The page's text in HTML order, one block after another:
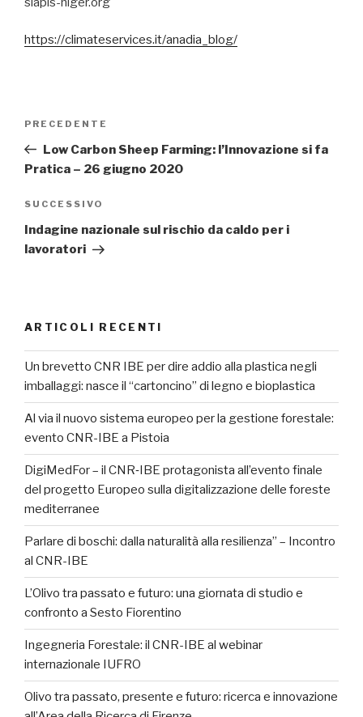
https://climateservices.it/anadia_blog/
Articolo
precedente:
PRECEDENTE
Low Carbon Sheep Farming: l’Innovazione si fa
Pratica – 26 giugno 2020
Articolo
successivo
SUCCESSIVO
Indagine nazionale sul rischio da caldo per i
lavoratori
ARTICOLI RECENTI
Un brevetto CNR IBE per dire addio alla plastica negli
imballaggi: nasce il “cartoncino” di legno e bioplastica
Al via il nuovo sistema europeo per la gestione forestale:
evento CNR-IBE a Pistoia
DigiMedFor – il CNR‑IBE protagonista all’evento finale
del progetto Europeo sulla digitalizzazione delle foreste
mediterranee
Parlare di boschi: dalla naturalità alla resilienza” – Incontro
al CNR-IBE
L’Olivo tra passato e futuro: una giornata di studio e
confronto a Sesto Fiorentino
Ingegneria Forestale: il CNR-IBE al webinar
internazionale IUFRO
Olivo tra passato, presente e futuro: ricerca e innovazione